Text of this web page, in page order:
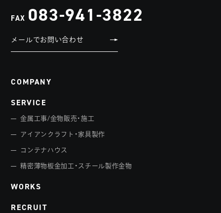
FAX 083-941-3822
メールでお問い合わせ
COMPANY
SERVICE
金属工事/金物販売・施工
アイアンクラフト・家具製作
コンテナハウス
精密薄物板金加工・スチール製作金物
WORKS
RECRUIT